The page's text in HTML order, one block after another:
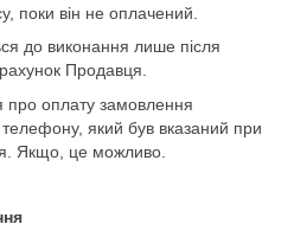
поки він не оплачений.
до виконання лише після
Продавця.
про оплату замовлення
який був вказаний при
Якщо, це можливо.